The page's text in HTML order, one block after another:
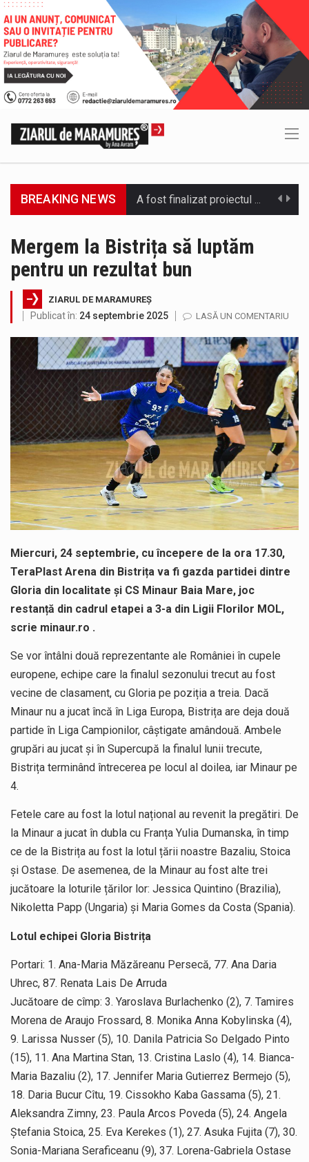
BREAKING NEWS Deputatul AUR de Maramureș, Daniel Ciornei, critică modul în care Parlamentul este chemat să ratifice acordul de împrumut în valoare…
Temperaturile ridicate constituie factori agresivi asupra sănătăţii, extrem de nocivi, ce pot deregla echilibrul organismului. Prea multă căldură nu este…
Vremea va fi caniculară. Disconfortul termic va fi accentuat, iar indicele temperatură-umezeală (ITU) va depăși pragul critic de 80 de…
A fost finalizat proiectul care prevede un nou spatiu de joacă pentru copiii din localitatea Tulghieș. Primarul comunei Miresu Mare,…
Mergem la Bistrița să luptăm
pentru un rezultat bun
ZIARUL DE MARAMUREȘ
Publicat în: 24 septembrie 2025 LASĂ UN COMENTARIU
Miercuri, 24 septembrie, cu începere de la ora 17.30,
TeraPlast Arena din Bistrița va fi gazda partidei dintre
Gloria din localitate și CS Minaur Baia Mare, joc
restanță din cadrul etapei a 3-a din Ligii Florilor MOL,
scrie minaur.ro .
Se vor întâlni două reprezentante ale României în cupele
europene, echipe care la finalul sezonului trecut au fost
vecine de clasament, cu Gloria pe poziția a treia. Dacă
Minaur nu a jucat încă în Liga Europa, Bistrița are deja două
partide în Liga Campionilor, câștigate amândouă. Ambele
grupări au jucat și în Supercupă la finalul lunii trecute,
Bistrița terminând întrecerea pe locul al doilea, iar Minaur pe
4.
Fetele care au fost la lotul național au revenit la pregătiri. De
la Minaur a jucat în dubla cu Franța Yulia Dumanska, în timp
ce de la Bistrița au fost la lotul țării noastre Bazaliu, Stoica
și Ostase. De asemenea, de la Minaur au fost alte trei
jucătoare la loturile țărilor lor: Jessica Quintino (Brazilia),
Nikoletta Papp (Ungaria) și Maria Gomes da Costa (Spania).
Lotul echipei Gloria Bistrița
Portari: 1. Ana-Maria Măzăreanu Persecă, 77. Ana Daria
Uhrec, 87. Renata Lais De Arruda
Jucătoare de cîmp: 3. Yaroslava Burlachenko (2), 7. Tamires
Morena de Araujo Frossard, 8. Monika Anna Kobylinska (4),
9. Larissa Nusser (5), 10. Danila Patricia So Delgado Pinto
(15), 11. Ana Martina Stan, 13. Cristina Laslo (4), 14. Bianca-
Maria Bazaliu (2), 17. Jennifer Maria Gutierrez Bermejo (5),
18. Daria Bucur Cîtu, 19. Cissokho Kaba Gassama (5), 21.
Aleksandra Zimny, 23. Paula Arcos Poveda (5), 24. Angela
Ștefania Stoica, 25. Eva Kerekes (1), 27. Asuka Fujita (7), 30.
Sonia-Mariana Seraficeanu (9), 37. Lorena-Gabriela Ostase